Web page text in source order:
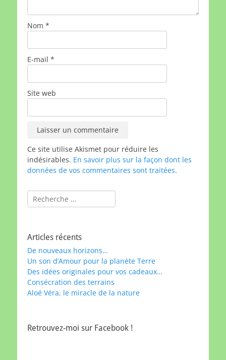
Nom *
E-mail *
Site web
Ce site utilise Akismet pour réduire les
indésirables. En savoir plus sur la façon dont les
données de vos commentaires sont traitées.
Rechercher :
Articles récents
De nouveaux horizons…
Un son d’Amour pour la planète Terre
Des idées originales pour vos cadeaux…
Consécration des terrains
Aloé Véra, le miracle de la nature
Retrouvez-moi sur Facebook !